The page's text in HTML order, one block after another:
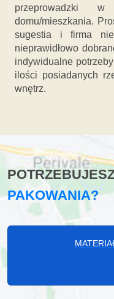
przeprowadzki
domu/mieszkania.
sugestia i firma
nieprawidłowo
indywidualne
ilości posiadanych
wnętrz.
PAKOWANIA?